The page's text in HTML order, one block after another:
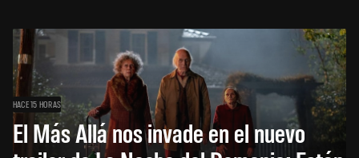
HACE 15 HORAS
El Más Allá nos invade en el nuevo